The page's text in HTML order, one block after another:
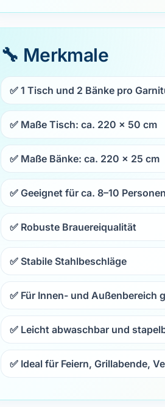
🔧 Merkmale
✅ 1 Tisch und 2 Bänke pro
✅ Maße Tisch: ca. 220 × 50 cm
✅ Maße Bänke: ca. 220 × 25 cm
✅ Geeignet für ca. 8–10 Personen
✅ Robuste Brauereiqualität
✅ Stabile Stahlbeschläge
✅ Für Innen- und Außenbereich
✅ Leicht abwaschbar und
✅ Ideal für Feiern, Grillabende,